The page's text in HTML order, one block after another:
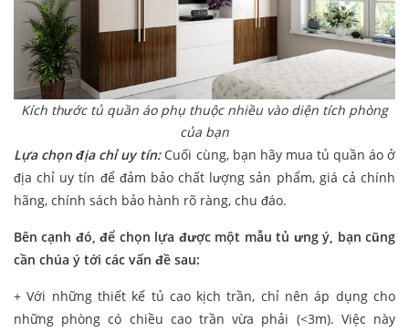
Kích thước tủ quần áo phụ thuộc nhiều vào diện tích phòng
của bạn
Lựa chọn địa chỉ uy tín: Cuối cùng, bạn hãy mua tủ quần áo ở
địa chỉ uy tín để đảm bảo chất lượng sản phẩm, giá cả chính
hãng, chính sách bảo hành rõ ràng, chu đáo.
Bên cạnh đó, để chọn lựa được một mẫu tủ ưng ý, bạn cũng
cần chúa ý tới các vấn đề sau:
+ Với những thiết kế tủ cao kịch trần, chỉ nên áp dụng cho
những phòng có chiều cao trần vừa phải (<3m). Việc này